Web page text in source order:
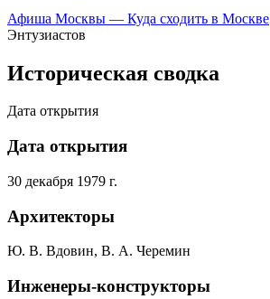
Афиша Москвы — Куда сходить в Москве
Энтузиастов
Историческая сводка
Дата открытия
Дата открытия
30 декабря 1979 г.
Архитекторы
Ю. В. Вдовин, В. А. Черемин
Инженеры-конструкторы